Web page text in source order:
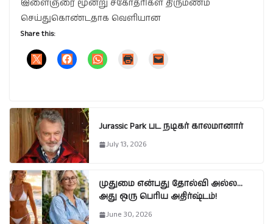
இளைஞரை மூன்று சகோதரிகள் திருமணம்
செய்துகொண்டதாக வெளியான
Share this:
Jurassic Park பட நடிகர் காலமானார்
July 13, 2026
முதுமை என்பது தோல்வி அல்ல…
அது ஒரு பெரிய அதிர்ஷ்டம்!
June 30, 2026